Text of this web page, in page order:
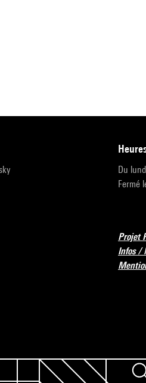
Du
Fermé
Projet
Infos /